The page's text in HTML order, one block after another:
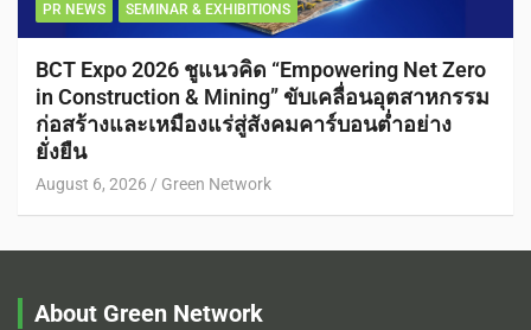
PR NEWS SEMINAR & EXHIBITIONS
BCT Expo 2026 ชูแนวคิด “Empowering Net Zero
in Construction & Mining” ขับเคลื่อนอุตสาหกรรม
ก่อสร้างและเหมืองแร่สู่สังคมคาร์บอนต่ำอย่าง
ยั่งยืน
August 6, 2026 Green Network
About Green Network